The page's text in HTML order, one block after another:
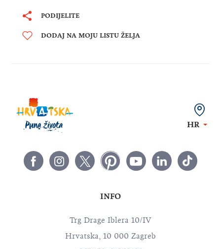
PODIJELITE
DODAJ NA MOJU LISTU ŽELJA
HR
INFO
Trg Drage Iblera 10/IV
Hrvatska, 10 000 Zagreb